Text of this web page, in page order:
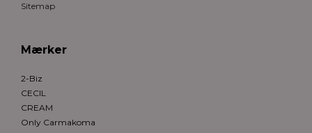
Sitemap
Mærker
2-Biz
CECIL
CREAM
Only Carmakoma